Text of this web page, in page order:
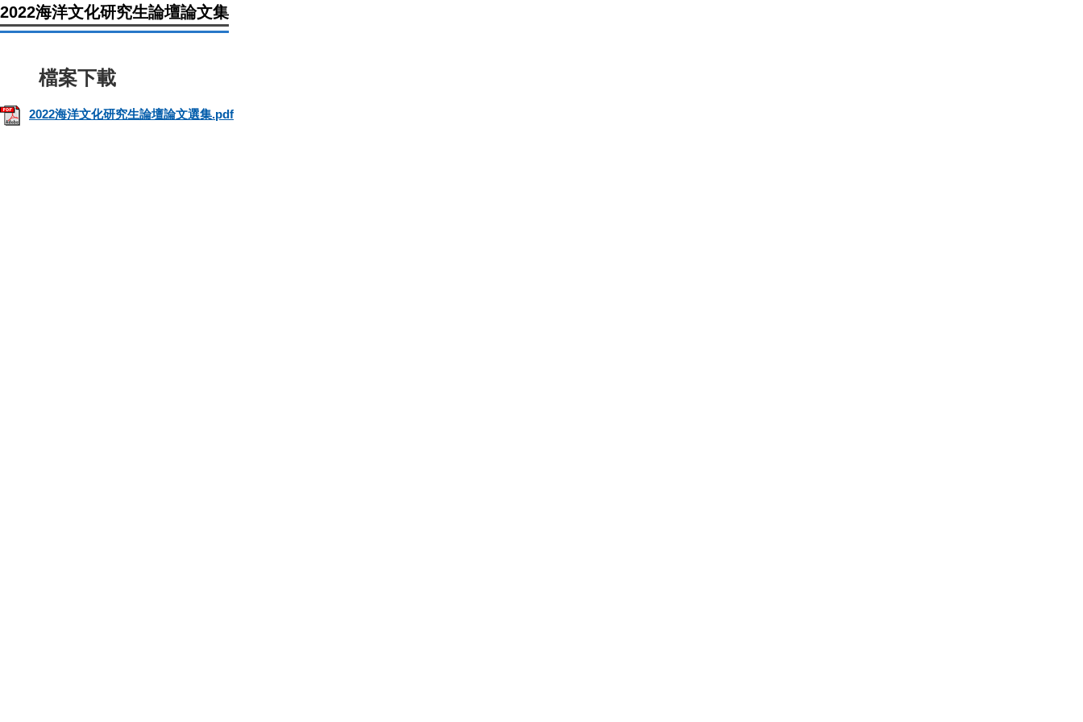
2022海洋文化研究生論壇論文集
2022海洋文化研究生論壇論文選集.pdf